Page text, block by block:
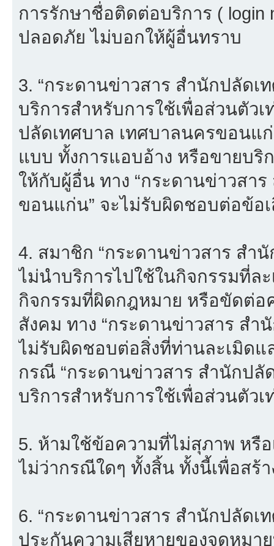
การรักษาชื่อติดต่อบริการ ( login
ปลอดภัย ไม่บอกให้ผู้อื่นทราบ
3. “กระดานข่าวสาร สำนักปลัด
บริการสำหรับการใช้เพื่อส่วนตัว
ปลัดเทศบาล เทศบาลนครขอนแ
แบบ ทั้งการแอบอ้าง หรือขายบริ
ให้กับผู้อื่น ทาง “กระดานข่าวสา
ขอนแก่น” จะไม่รับผิดชอบต่อข้อ
4. สมาชิก “กระดานข่าวสาร สำ
ไม่นำบริการไปใช้ในกิจกรรมที่ล
กิจกรรมที่ผิดกฎหมาย หรือขัดต่อ
สังคม ทาง “กระดานข่าวสาร ส
ไม่รับผิดชอบต่อสิ่งที่ท่านละเมิดแ
กรณี “กระดานข่าวสาร สำนักปลั
บริการสำหรับการใช้เพื่อส่วนตัวเ
5. ห้ามใช้ข้อความที่ไม่สุภาพ หรื
ไม่ว่ากรณีใดๆ ทั้งสิ้น ทั้งนี้เพื่อสร้
6. “กระดานข่าวสาร สำนักปลัด
ประกันความเสียหายของจดหมา